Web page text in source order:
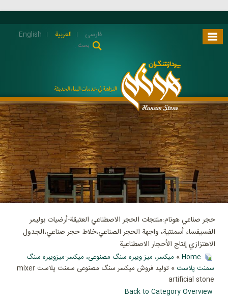
فارسی العربية English
حجر صناعي هونام:منتجات الحجر الاصطناعي العتيقة-أرضيات بوليمر
الفسيفساء أسمنتية، واجهة الحجر الصناعي،خلاط حجر صناعي،الجدول
الاهتزازي إنتاج الأحجار الاصطناعية
Home
» میکسر، میز ویبره سنگ مصنوعی، میکسر-میزویبره سنگ
سمنت پلاست
» تولید فروش میکسر سنگ مصنوعی سمنت پلاست mixer
artificial stone
Back to Category Overview